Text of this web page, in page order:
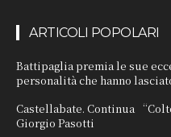
ARTICOLI POPOLARI
Battipaglia premia le sue
personalità che hanno
Castellabate. Continua
Giorgio Pasotti